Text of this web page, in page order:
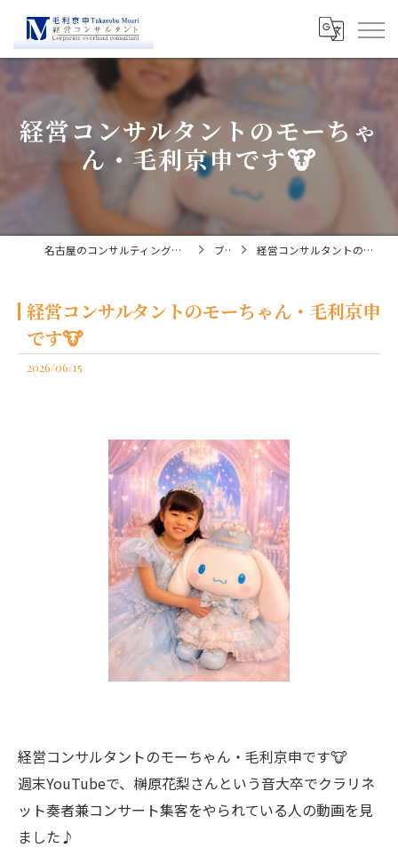
経営コンサルタントのモーちゃ
ん・毛利京申です🐮
名古屋のコンサルティングなら経営コンサルタント毛利京申 ブログ 経営コンサルタントのモーちゃん・毛利京申です🐮
経営コンサルタントのモーちゃん・毛利京申
です🐮
2026/06/15
経営コンサルタントのモーちゃん・毛利京申です🐮
週末YouTubeで、榊原花梨さんという音大卒でクラリネ
ット奏者兼コンサート集客をやられている人の動画を見
ました♪